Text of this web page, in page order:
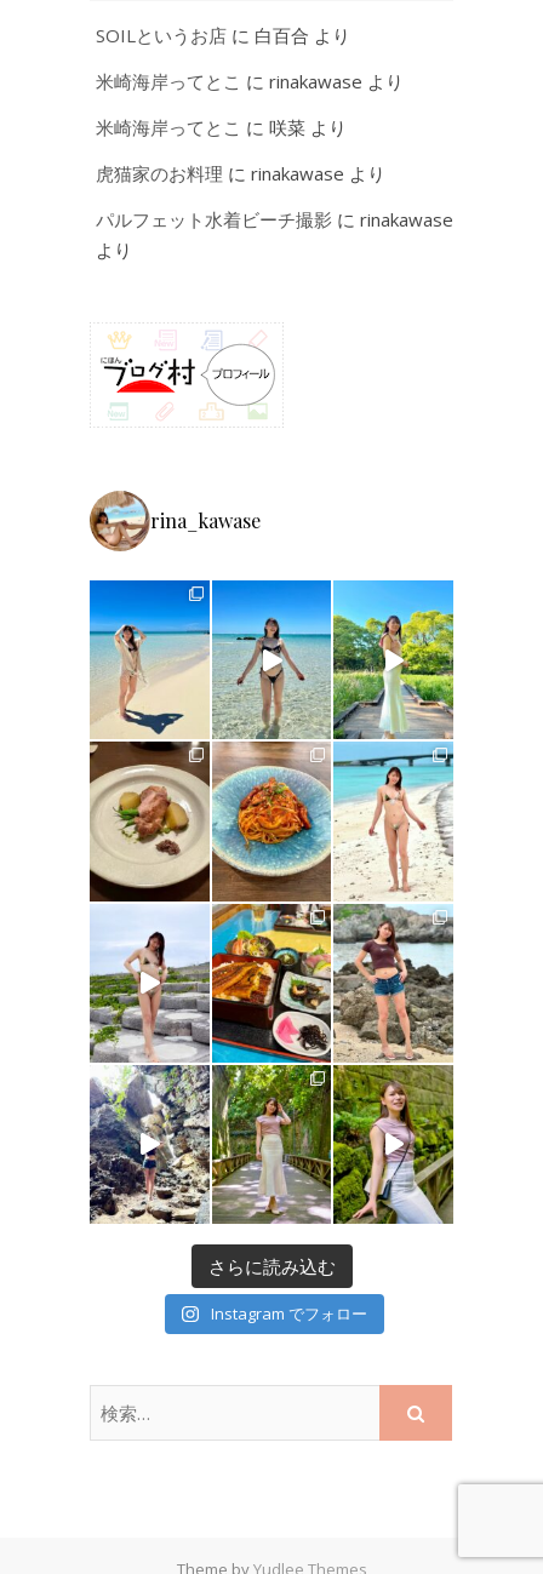
SOILというお店 に 白百合 より
米崎海岸ってとこ に rinakawase より
米崎海岸ってとこ に 咲菜 より
虎猫家のお料理 に rinakawase より
パルフェット水着ビーチ撮影 に rinakawase
より
rina_kawase
さらに読み込む
Instagram でフォロー
Theme byYudlee Themes